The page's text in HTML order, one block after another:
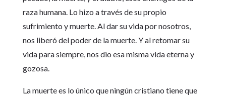
raza humana. Lo hizo a través de su propio
sufrimiento y muerte. Al dar su vida por nosotros,
nos liberó del poder de la muerte. Y al retomar su
vida para siempre, nos dio esa misma vida eterna y
gozosa.
La muerte es lo único que ningún cristiano tiene que